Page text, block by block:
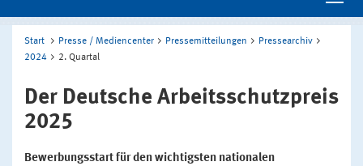
Start Presse / Mediencenter Pressemitteilungen
Pressearchiv
2024
2. Quartal
Der Deutsche Arbeitsschutzpreis
2025
Bewerbungsstart für den wichtigsten nationalen